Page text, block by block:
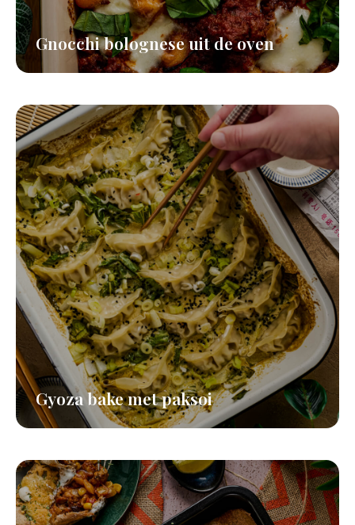
Gnocchi bolognese uit de oven
Gyoza bake met paksoi